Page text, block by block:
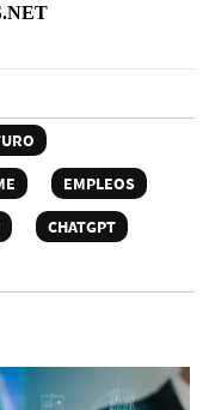
EMPLEOS
CHATGPT